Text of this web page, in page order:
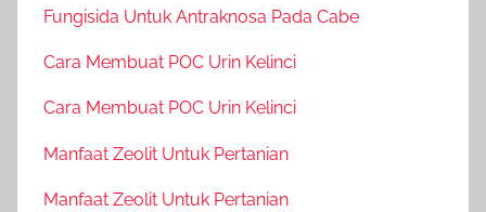
Fungisida Untuk Antraknosa Pada Cabe
Cara Membuat POC Urin Kelinci
Cara Membuat POC Urin Kelinci
Manfaat Zeolit Untuk Pertanian
Manfaat Zeolit Untuk Pertanian